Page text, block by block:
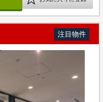
注目物件